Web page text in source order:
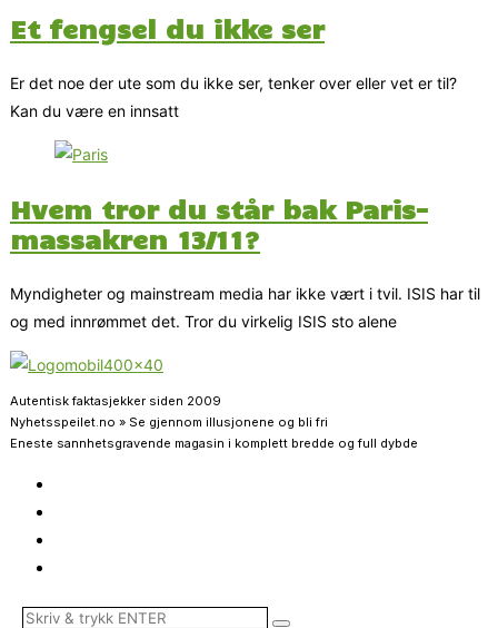
Et fengsel du ikke ser
Er det noe der ute som du ikke ser, tenker over eller vet er til?
Kan du være en innsatt
Hvem tror du står bak Paris-
massakren 13/11?
Myndigheter og mainstream media har ikke vært i tvil. ISIS har til
og med innrømmet det. Tror du virkelig ISIS sto alene
Autentisk faktasjekker siden 2009
Nyhetsspeilet.no » Se gjennom illusjonene og bli fri
Eneste sannhetsgravende magasin i komplett bredde og full dybde